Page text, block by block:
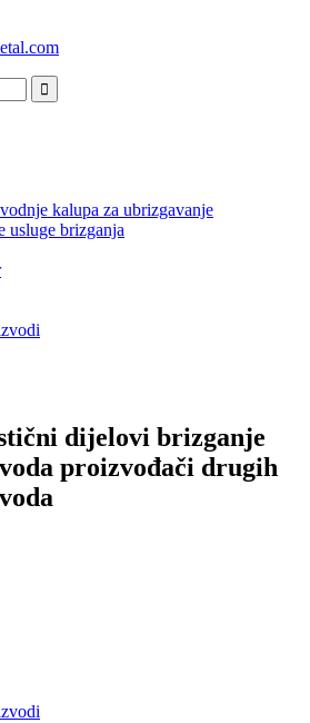
kalupa za ubrizgavanje
usluge brizganja
dijelovi brizganje
proizvođači drugih